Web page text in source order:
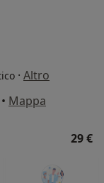
· Altro
• Mappa
29 €